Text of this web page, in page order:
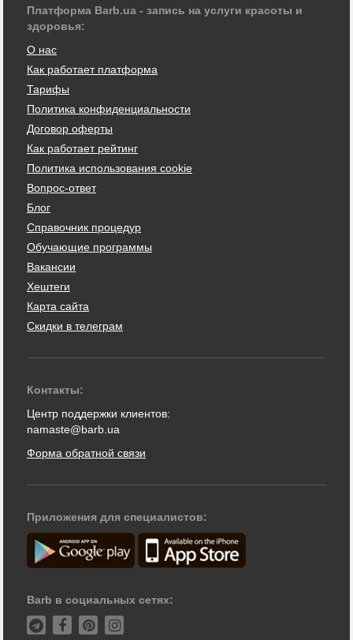
Платформа Barb.ua - запись на услуги красоты и
здоровья:
О нас
Как работает платформа
Тарифы
Политика конфиденциальности
Договор оферты
Как работает рейтинг
Политика использования cookie
Вопрос-ответ
Блог
Справочник процедур
Обучающие программы
Вакансии
Хештеги
Карта сайта
Скидки в телеграм
Контакты:
Центр поддержки клиентов:
namaste@barb.ua
Форма обратной связи
Приложения для специалистов:
Barb в социальных сетях: